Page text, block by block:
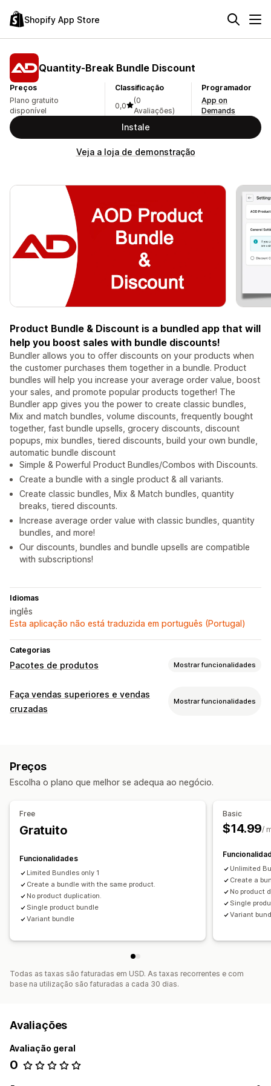
Shopify App Store
Quantity‑Break Bundle Discount
Preços
Plano gratuito
disponível
Classificação
0,0
(0
Avaliações)
Programador
App on
Demands
Instale
Veja a loja de demonstração
Product Bundle & Discount is a bundled app that will
help you boost sales with bundle discounts!
Bundler allows you to offer discounts on your products when
the customer purchases them together in a bundle. Product
bundles will help you increase your average order value, boost
your sales, and promote popular products together! The
Bundler app gives you the power to create classic bundles,
Mix and match bundles, volume discounts, frequently bought
together, fast bundle upsells, grocery discounts, discount
popups, mix bundles, tiered discounts, build your own bundle,
automatic bundle discount
Simple & Powerful Product Bundles/Combos with Discounts.
Create a bundle with a single product & all variants.
Create classic bundles, Mix & Match bundles, quantity
breaks, tiered discounts.
Increase average order value with classic bundles, quantity
bundles, and more!
Our discounts, bundles and bundle upsells are compatible
with subscriptions!
Idiomas
inglês
Esta aplicação não está traduzida em português (Portugal)
Categorias
Pacotes de produtos Mostrar funcionalidades
Tipos de pacotes
Pacotes fixos
Frequentemente comprados em conjunto
Pacotes personalizados
Preços que pode definir
Preços fixos
Descontos de volume
Descontos em percentagem
Descontos no carrinho
Preços em lote
Preços de grossista
Preços dinâmicos
Preços personalizados
Faça vendas superiores e vendas
cruzadas
Mostrar funcionalidades
Ofertas e recomendações
Preços
Escolha o plano que melhor se adequa ao negócio.
Free
Gratuito
Funcionalidades
Limited Bundles only 1
Create a bundle with the same product.
No product duplication.
Single product bundle
Variant bundle
Basic
$14.99/
Unlimited
Create a
No product
Single
Variant
Todas as taxas são faturadas em USD. As taxas recorrentes e com
base na utilização são faturadas a cada 30 dias.
Avaliações
Avaliação geral
0